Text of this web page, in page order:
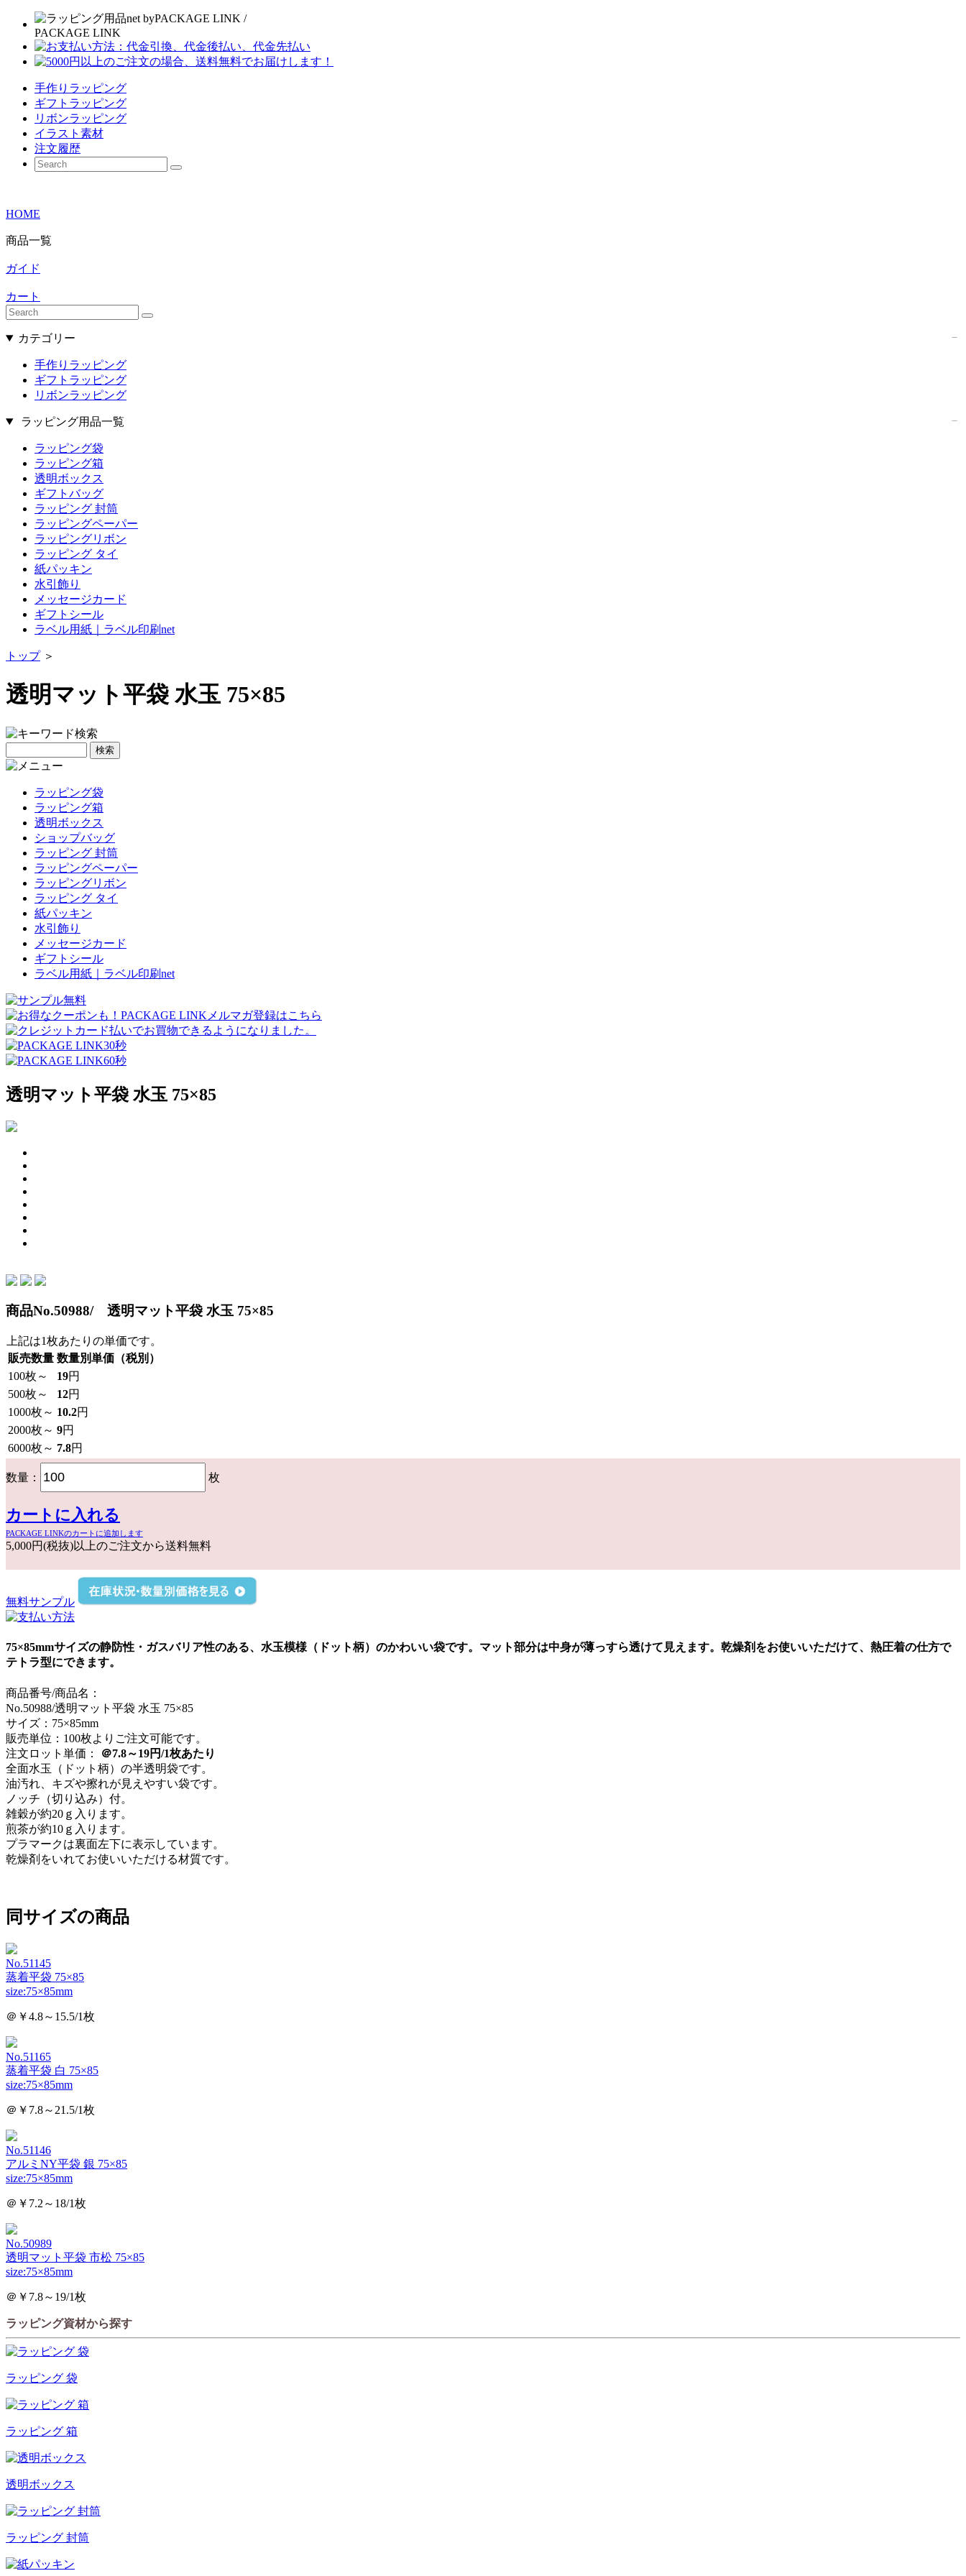
手作りラッピング
ギフトラッピング
リボンラッピング
イラスト素材
注文履歴
HOME
商品一覧
ガイド
カート
カテゴリー
手作りラッピング
ギフトラッピング
リボンラッピング
ラッピング用品一覧
ラッピング袋
ラッピング箱
透明ボックス
ギフトバッグ
ラッピング 封筒
ラッピングペーパー
ラッピングリボン
ラッピング タイ
紙パッキン
水引飾り
メッセージカード
ギフトシール
ラベル用紙｜ラベル印刷net
トップ＞
透明マット平袋 水玉 75×85
ラッピング袋
ラッピング箱
透明ボックス
ショップバッグ
ラッピング 封筒
ラッピングペーパー
ラッピングリボン
ラッピング タイ
紙パッキン
水引飾り
メッセージカード
ギフトシール
ラベル用紙｜ラベル印刷net
透明マット平袋 水玉 75×85
商品No.50988/ 透明マット平袋 水玉 75×85
上記は1枚あたりの単価です。
販売数量 数量別単価（税別）
100枚～ 19円
500枚～ 12円
1000枚～ 10.2円
2000枚～ 9円
6000枚～ 7.8円
数量： 枚
カートに入れる
PACKAGE LINKのカートに追加します
5,000円(税抜)以上のご注文から送料無料
無料サンプル
75×85mmサイズの静防性・ガスバリア性のある、水玉模様（ドット柄）のかわいい袋です。マット部分は中身が薄っすら透けて見えます。乾燥剤をお使いいただけて、熱圧着の仕方で
テトラ型にできます。
商品番号/商品名：
No.50988/透明マット平袋 水玉 75×85
サイズ：75×85mm
販売単位：100枚よりご注文可能です。
注文ロット単価：
＠7.8～19円/1枚あたり
全面水玉（ドット柄）の半透明袋です。
油汚れ、キズや擦れが見えやすい袋です。
ノッチ（切り込み）付。
雑穀が約20ｇ入ります。
煎茶が約10ｇ入ります。
プラマークは裏面左下に表示しています。
乾燥剤をいれてお使いいただける材質です。
同サイズの商品
No.51145
蒸着平袋 75×85
size:75×85mm
＠￥4.8～15.5/1枚
No.51165
蒸着平袋 白 75×85
size:75×85mm
＠￥7.8～21.5/1枚
No.51146
アルミNY平袋 銀 75×85
size:75×85mm
＠￥7.2～18/1枚
No.50989
透明マット平袋 市松 75×85
size:75×85mm
＠￥7.8～19/1枚
ラッピング資材から探す
ラッピング 袋
ラッピング 箱
透明ボックス
ラッピング 封筒